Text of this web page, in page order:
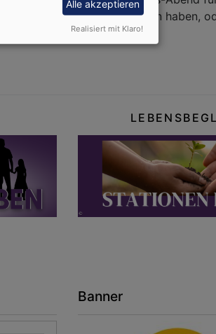
Wenn Sie dazu noch Fragen haben,
Banner
Alle akzeptieren
Realisiert mit Klaro!